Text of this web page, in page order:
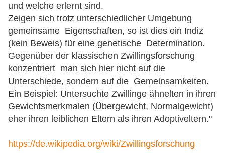
und welche erlernt sind.
Zeigen sich trotz unterschiedlicher Umgebung
gemeinsame Eigenschaften, so ist dies ein Indiz
(kein Beweis) für eine genetische Determination.
Gegenüber der klassischen Zwillingsforschung
konzentriert man sich hier nicht auf die
Unterschiede, sondern auf die Gemeinsamkeiten.
Ein Beispiel: Untersuchte Zwillinge ähnelten in ihren
Gewichtsmerkmalen (Übergewicht, Normalgewicht)
eher ihren leiblichen Eltern als ihren Adoptiveltern."
https://de.wikipedia.org/wiki/Zwillingsforschung